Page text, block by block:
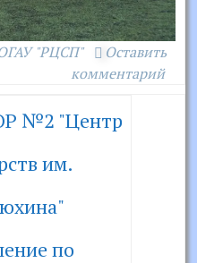
"РЦСП"
Оставить
комментарий
№2 "Центр
им.
по